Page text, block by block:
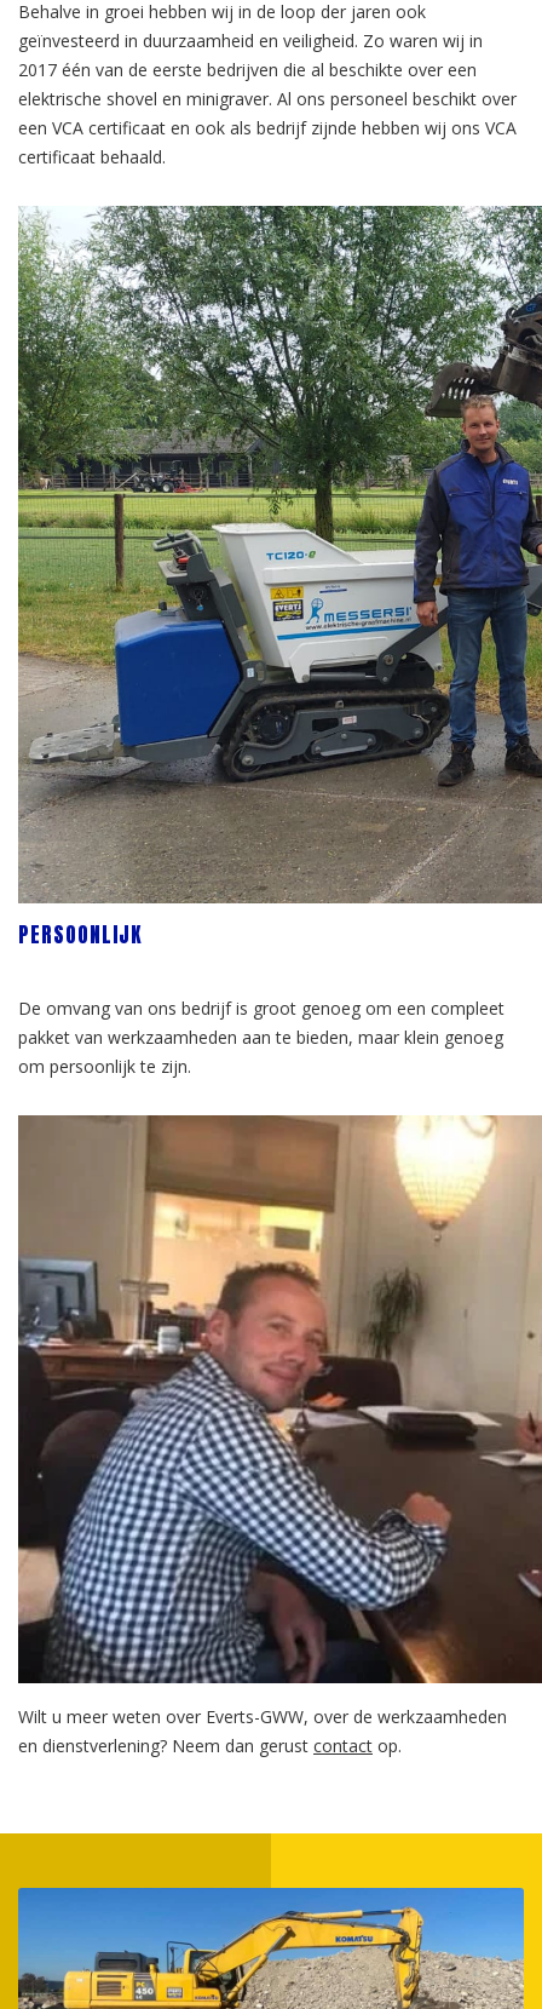
Behalve in groei hebben wij in de loop der jaren ook
geïnvesteerd in duurzaamheid en veiligheid. Zo waren wij in
2017 één van de eerste bedrijven die al beschikte over een
elektrische shovel en minigraver. Al ons personeel beschikt over
een VCA certificaat en ook als bedrijf zijnde hebben wij ons VCA
certificaat behaald.
PERSOONLIJK
De omvang van ons bedrijf is groot genoeg om een compleet
pakket van werkzaamheden aan te bieden, maar klein genoeg
om persoonlijk te zijn.
Wilt u meer weten over Everts-GWW, over de werkzaamheden
en dienstverlening? Neem dan gerust contact op.